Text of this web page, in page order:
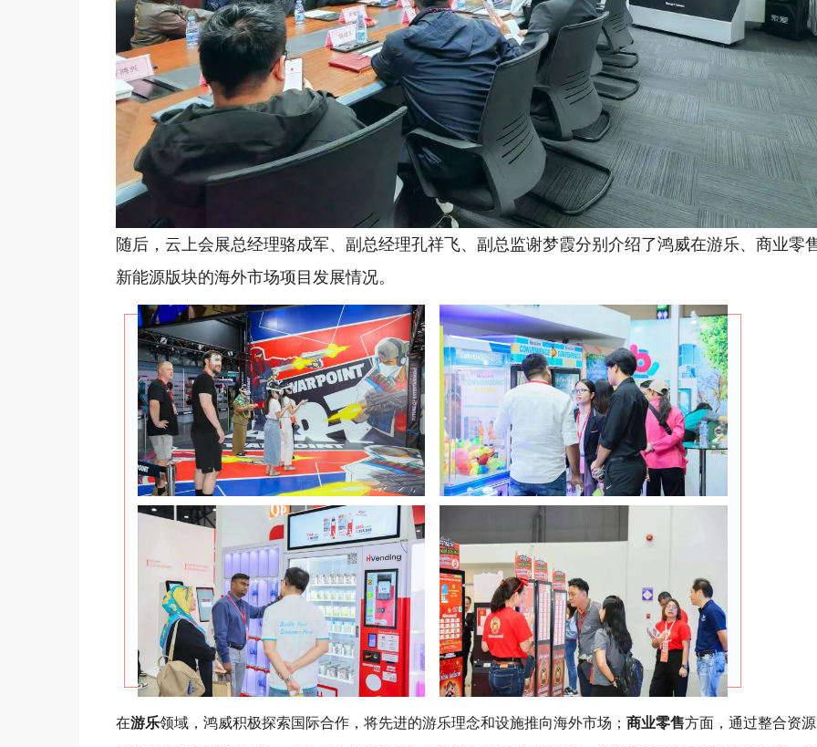
随后，云上会展总经理骆成军、副总经理孔祥飞、副总监谢梦霞分别介绍了鸿威在游乐、商业零
新能源版块的海外市场项目发展情况。
在游乐领域，鸿威积极探索国际合作，将先进的游乐理念和设施推向海外市场； 商业零售方面，通过整合资